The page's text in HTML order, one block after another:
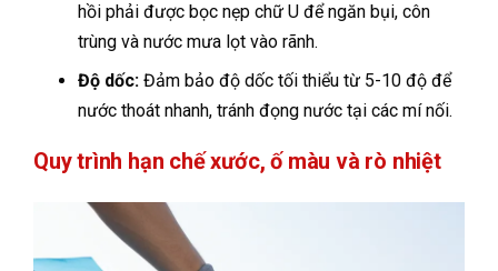
hồi phải được bọc nẹp chữ U để ngăn bụi, côn
trùng và nước mưa lọt vào rãnh.
Độ dốc: Đảm bảo độ dốc tối thiểu từ 5-10 độ để
nước thoát nhanh, tránh đọng nước tại các mí nối.
Quy trình hạn chế xước, ố màu và rò nhiệt